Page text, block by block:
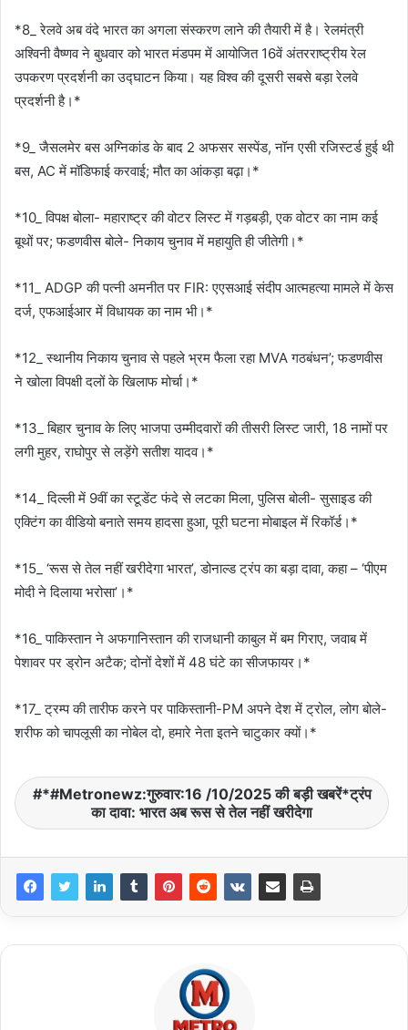
*8_ रेलवे अब वंदे भारत का अगला संस्करण लाने की तैयारी में है। रेलमंत्री
अश्विनी वैष्णव ने बुधवार को भारत मंडपम में आयोजित 16वें अंतरराष्ट्रीय रेल
उपकरण प्रदर्शनी का उद्घाटन किया। यह विश्व की दूसरी सबसे बड़ा रेलवे
प्रदर्शनी है।*
*9_ जैसलमेर बस अग्निकांड के बाद 2 अफसर सस्पेंड, नॉन एसी रजिस्टर्ड हुई थी
बस, AC में मॉडिफाई करवाई; मौत का आंकड़ा बढ़ा।*
*10_ विपक्ष बोला- महाराष्ट्र की वोटर लिस्ट में गड़बड़ी, एक वोटर का नाम कई
बूथों पर; फडणवीस बोले- निकाय चुनाव में महायुति ही जीतेगी।*
*11_ ADGP की पत्नी अमनीत पर FIR: एएसआई संदीप आत्महत्या मामले में केस
दर्ज, एफआईआर में विधायक का नाम भी।*
*12_ स्थानीय निकाय चुनाव से पहले भ्रम फैला रहा MVA गठबंधन’; फडणवीस
ने खोला विपक्षी दलों के खिलाफ मोर्चा।*
*13_ बिहार चुनाव के लिए भाजपा उम्मीदवारों की तीसरी लिस्ट जारी, 18 नामों पर
लगी मुहर, राघोपुर से लड़ेंगे सतीश यादव।*
*14_ दिल्ली में 9वीं का स्टूडेंट फंदे से लटका मिला, पुलिस बोली- सुसाइड की
एक्टिंग का वीडियो बनाते समय हादसा हुआ, पूरी घटना मोबाइल में रिकॉर्ड।*
*15_ ‘रूस से तेल नहीं खरीदेगा भारत’, डोनाल्ड ट्रंप का बड़ा दावा, कहा – ‘पीएम
मोदी ने दिलाया भरोसा‌’।*
*16_ पाकिस्तान ने अफगानिस्तान की राजधानी काबुल में बम गिराए, जवाब में
पेशावर पर ड्रोन अटैक; दोनों देशों में 48 घंटे का सीजफायर।*
*17_ ट्रम्प की तारीफ करने पर पाकिस्तानी-PM अपने देश में ट्रोल, लोग बोले-
शरीफ को चापलूसी का नोबेल दो, हमारे नेता इतने चाटुकार क्यों।*
*#Metronewz:गुरुवार:16 /10/2025 की बड़ी खबरें*ट्रंप
का दावा: भारत अब रूस से तेल नहीं खरीदेगा